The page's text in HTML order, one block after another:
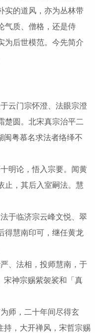
实的道风，亦为丛林带
气质、僧格，还是侍
为后世模范。今先简介
云门宗怀澄、法眼宗澄
楚圆。北宋真宗治平二
闽粤慕名求法者络绎不
明论，悟入宗要。闻黄
止，其后入室嗣法。慧
于临济宗云峰文悦、翠
得慧南印可，继任黄龙
、法相，投师慧南，于
宋神宗赐紫袈裟和「真
师，二十年间尽得玄
持，大开禅风，宋哲宗赐